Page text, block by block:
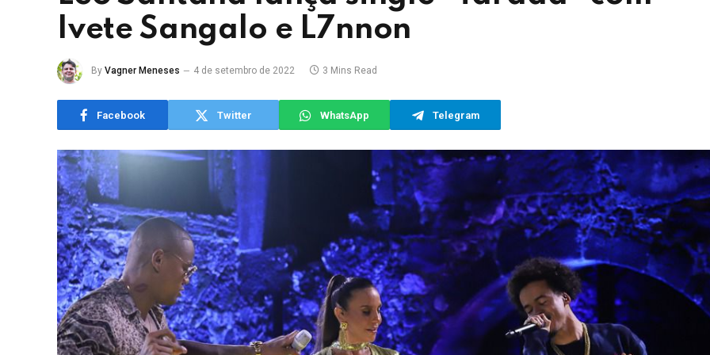
Ivete Sangalo e L7nnon
By Vagner Meneses 4 de setembro de 2022 3 Mins Read
Facebook Twitter WhatsApp Telegram